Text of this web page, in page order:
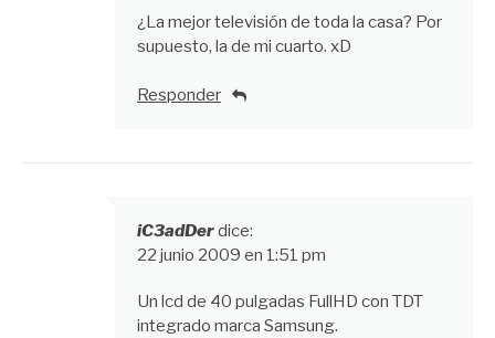
¿La mejor televisión de toda la casa? Por
supuesto, la de mi cuarto. xD
Responder
iC3adDerdice:
22 junio 2009 en 1:51 pm
Un lcd de 40 pulgadas FullHD con TDT
integrado marca Samsung.